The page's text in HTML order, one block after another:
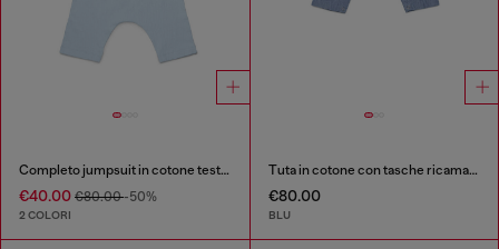
Completo jumpsuit in cotone testurizzato
€40.00 €80.00-50%
2 COLORI
Tuta in cotone con tasche ricamate
€80.00
BLU